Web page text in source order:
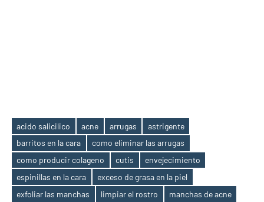
acido salicilico acne arrugas
astrigente
barritos en la cara
como eliminar las arrugas
como producir colageno
cutis
envejecimiento
espinillas en la cara
exceso de grasa en la piel
exfoliar las manchas
limpiar el rostro manchas de acne